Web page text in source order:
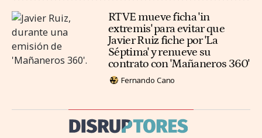
RTVE mueve ficha 'in
extremis' para evitar que
Javier Ruiz fiche por 'La
Séptima' y renueve su
contrato con 'Mañaneros 360'
Fernando Cano